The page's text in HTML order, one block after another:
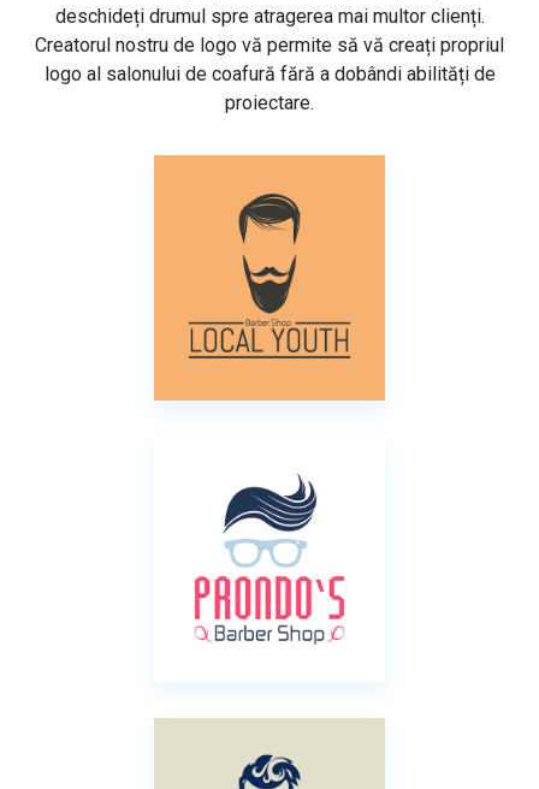
deschideți drumul spre atragerea mai multor clienți.
Creatorul nostru de logo vă permite să vă creați propriul
logo al salonului de coafură fără a dobândi abilități de
proiectare.